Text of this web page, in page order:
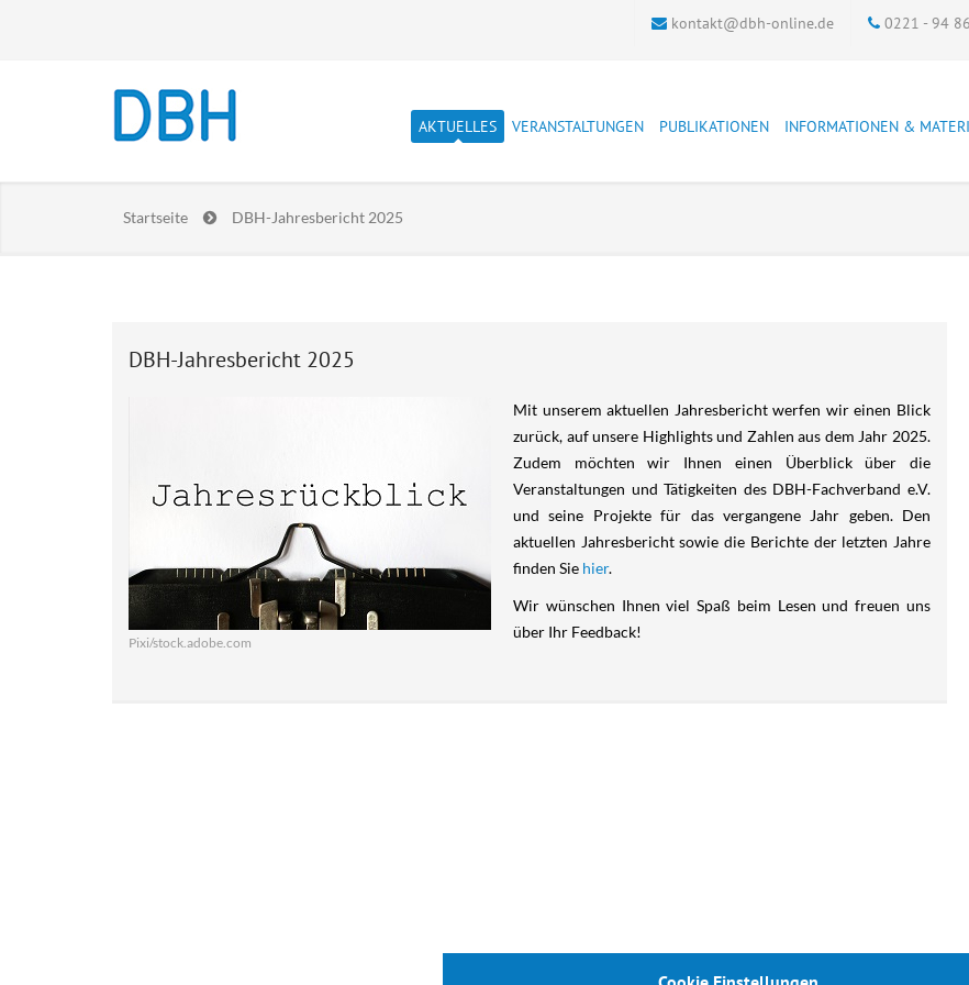
kontakt@dbh-online.de 0221 - 94
AKTUELLES
Newsletter
VERANSTALTUNGEN
DBH-Veranstaltungen
Sucht und Straffälligkeit
Übergangsmanagement
Europa / Internationales
Weitere Veranstaltungen
PUBLIKATIONEN
DBH Materialien Archiv
INFORMATIONEN &
Adresslisten der
Grenzüberschreitende
Zusammenarbeit
Empfehlungen des
Europarates
Deutschland
Startseite DBH-Jahresbericht 2025
DBH-Jahresbericht 2025
Pixi/stock.adobe.com
Mit unserem aktuellen Jahresbericht werfen wir einen Blick
zurück, auf unsere Highlights und Zahlen aus dem Jahr 2025.
Zudem möchten wir Ihnen einen Überblick über die
Veranstaltungen und Tätigkeiten des DBH-Fachverband e.V.
und seine Projekte für das vergangene Jahr geben. Den
aktuellen Jahresbericht sowie die Berichte der letzten Jahre
finden Sie hier.
Wir wünschen Ihnen viel Spaß beim Lesen und freuen uns
über Ihr Feedback!